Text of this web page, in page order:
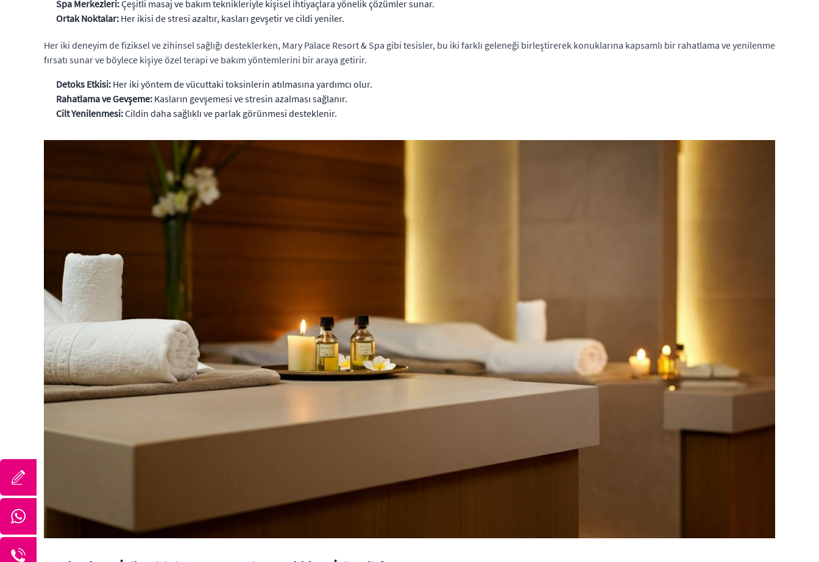
Spa Merkezleri:Çeşitli masaj ve bakım teknikleriyle kişisel ihtiyaçlara yönelik çözümler sunar.
Ortak Noktalar: Her ikisi de stresi azaltır, kasları gevşetir ve cildi yeniler.
Her iki deneyim de fiziksel ve zihinsel sağlığı desteklerken, Mary Palace Resort & Spa gibi tesisler, bu iki farklı geleneği birleştirerek konuklarına kapsamlı bir rahatlama ve yenilenme
fırsatı sunar ve böylece kişiye özel terapi ve bakım yöntemlerini bir araya getirir.
Detoks Etkisi: Her iki yöntem de vücuttaki toksinlerin atılmasına yardımcı olur.
Rahatlama ve Gevşeme: Kasların gevşemesi ve stresin azalması sağlanır.
Cilt Yenilenmesi:Cildin daha sağlıklı ve parlak görünmesi desteklenir.